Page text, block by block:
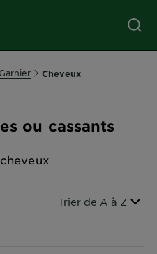
Cheveux
ou cassants
Filtrer par
Trier de A à Z